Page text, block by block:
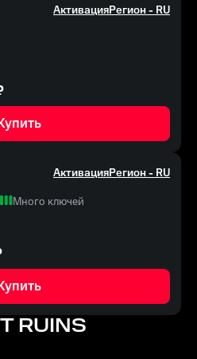
АктивацияРегион -RU
АктивацияРегион -RU
Много ключей
RUINS